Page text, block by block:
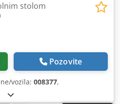
stolom
Pozovite
vozila: 008377,